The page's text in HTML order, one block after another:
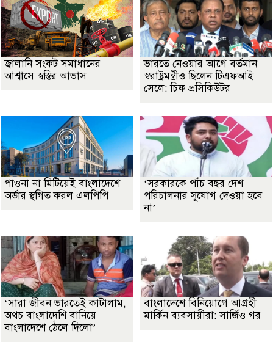
জ্বালানি সংকট সমাধানের
আশ্বাসে স্বস্তির আভাস
ভারতে নেওয়ার আগে বর্তমান
স্বরাষ্ট্রমন্ত্রীও ছিলেন টিএফআই
সেলে: চিফ প্রসিকিউটর
পাওনা না মিটিয়েই বাংলাদেশে
অর্ডার স্থগিত করল এলপিপি
‘সরকারকে পাঁচ বছর দেশ
পরিচালনার সুযোগ দেওয়া হবে
না’
‘সারা জীবন ভারতেই কাটালাম,
অথচ বাংলাদেশি বানিয়ে
বাংলাদেশে ঠেলে দিলো’
বাংলাদেশে বিনিয়োগে আগ্রহী
মার্কিন ব্যবসায়ীরা: সার্জিও গর